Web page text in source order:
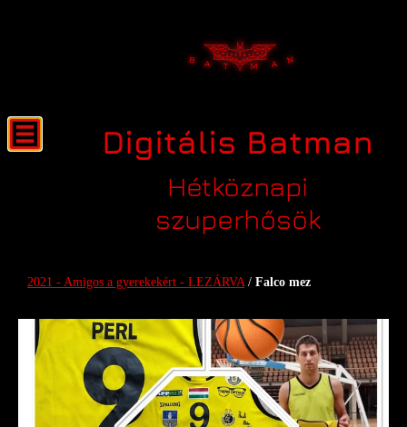
Digitális Batman
Hétköznapi
szuperhősök
2021 - Amigos a gyerekekért - LEZÁRVA/ Falco mez